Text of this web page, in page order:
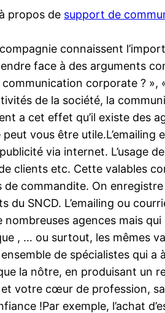
propos de support de
connaissent
face à des arguments
corporate ?
de la société, la
a cet effet qu’il existe
peut vous être
via internet. L’usage
clients etc. Cette valables
commandite. On enregistre
du SNCD. L’emailing ou
agences mais
, … ou surtout, les mêmes
ensemble de spécialistes qui
la nôtre, en produisant un
votre cœur de profession,
!Par exemple, l’achat